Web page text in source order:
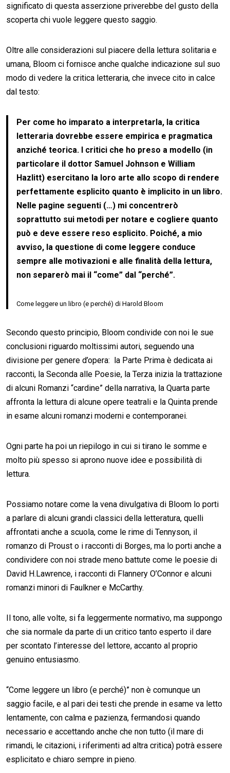
significato di questa asserzione priverebbe del gusto della
scoperta chi vuole leggere questo saggio.
Oltre alle considerazioni sul piacere della lettura solitaria e
umana, Bloom ci fornisce anche qualche indicazione sul suo
modo di vedere la critica letteraria, che invece cito in calce
dal testo:
Per come ho imparato a interpretarla, la critica
letteraria dovrebbe essere empirica e pragmatica
anziché teorica. I critici che ho preso a modello (in
particolare il dottor Samuel Johnson e William
Hazlitt) esercitano la loro arte allo scopo di rendere
perfettamente esplicito quanto è implicito in un libro.
Nelle pagine seguenti (…) mi concentrerò
soprattutto sui metodi per notare e cogliere quanto
può e deve essere reso esplicito. Poiché, a mio
avviso, la questione di come leggere conduce
sempre alle motivazioni e alle finalità della lettura,
non separerò mai il “come” dal “perché”.
Come leggere un libro (e perché) di Harold Bloom
Secondo questo principio, Bloom condivide con noi le sue
conclusioni riguardo moltissimi autori, seguendo una
divisione per genere d’opera: la Parte Prima è dedicata ai
racconti, la Seconda alle Poesie, la Terza inizia la trattazione
di alcuni Romanzi “cardine” della narrativa, la Quarta parte
affronta la lettura di alcune opere teatrali e la Quinta prende
in esame alcuni romanzi moderni e contemporanei.
Ogni parte ha poi un riepilogo in cui si tirano le somme e
molto più spesso si aprono nuove idee e possibilità di
lettura.
Possiamo notare come la vena divulgativa di Bloom lo porti
a parlare di alcuni grandi classici della letteratura, quelli
affrontati anche a scuola, come le rime di Tennyson, il
romanzo di Proust o i racconti di Borges, ma lo porti anche a
condividere con noi strade meno battute come le poesie di
David H.Lawrence, i racconti di Flannery O’Connor e alcuni
romanzi minori di Faulkner e McCarthy.
Il tono, alle volte, si fa leggermente normativo, ma suppongo
che sia normale da parte di un critico tanto esperto il dare
per scontato l’interesse del lettore, accanto al proprio
genuino entusiasmo.
“Come leggere un libro (e perché)” non è comunque un
saggio facile, e al pari dei testi che prende in esame va letto
lentamente, con calma e pazienza, fermandosi quando
necessario e accettando anche che non tutto (il mare di
rimandi, le citazioni, i riferimenti ad altra critica) potrà essere
esplicitato e chiaro sempre in pieno.